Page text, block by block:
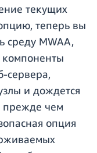
текущих
теперь вы
среду MWAA,
компоненты
сервера,
и дождется
прежде чем
опция